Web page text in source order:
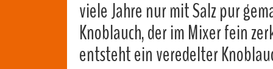
viele Jahre nur mit Salz pur
Knoblauch, der im Mixer fein
entsteht ein veredelter